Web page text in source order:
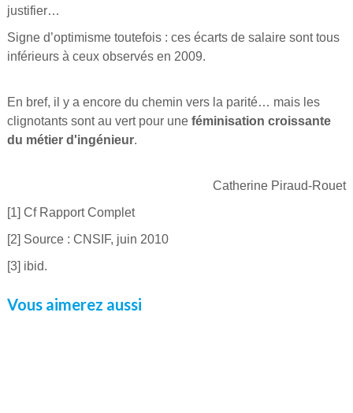
justifier…
Signe d’optimisme toutefois : ces écarts de salaire sont tous
inférieurs à ceux observés en 2009.
En bref, il y a encore du chemin vers la parité… mais les
clignotants sont au vert pour une féminisation croissante
du métier d'ingénieur.
Catherine Piraud-Rouet
[1] Cf Rapport Complet
[2] Source : CNSIF, juin 2010
[3] ibid.
Vous aimerez aussi